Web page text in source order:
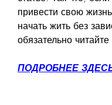
привести свою
начать жить без
обязательно
ПОДРОБНЕЕ